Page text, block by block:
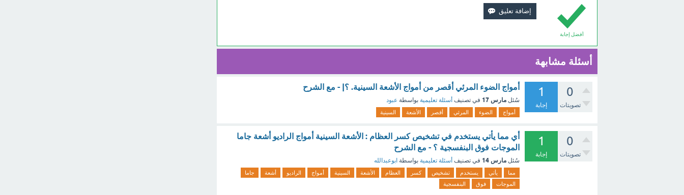
أفضل إجابة
أسئلة مشابهة
0
تصويتات
1
إجابة
أمواج الضوء المرئي أقصر من أمواج الأشعة السينية. ؟| - مع الشرح
سُئل مارس 17 في تصنيف أسئلة تعليمية بواسطة عبود
أمواج الضوء المرئي أقصر الأشعة السينية
0
تصويتات
1
إجابة
أي مما يأتي يستخدم في تشخيص كسر العظام : الأشعة السينية أمواج الراديو أشعة جاما
الموجات فوق البنفسجية ؟ - مع الشرح
سُئل مارس 14 في تصنيف أسئلة تعليمية بواسطة ابوعبدالله
مما يأتي يستخدم تشخيص كسر العظام الأشعة السينية أمواج الراديو أشعة
جاما
الموجات
فوق البنفسجية